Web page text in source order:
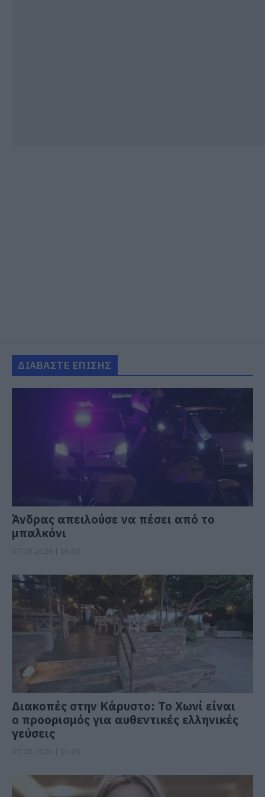
ΔΙΑΒΑΣΤΕ ΕΠΙΣΗΣ
Άνδρας απειλούσε να πέσει από το
μπαλκόνι
Διακοπές στην Κάρυστο: Το Χωνί είναι
ο προορισμός για αυθεντικές ελληνικές
γεύσεις